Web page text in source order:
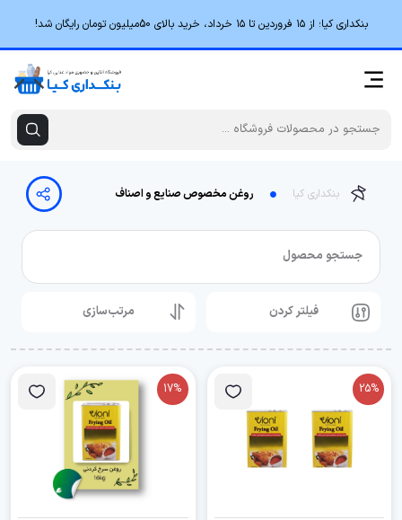
بنکداری کیا؛ از ۱۵ فروردین تا ۱۵ خرداد، خرید بالای 50میلیون تومان رایگان شد!
بنکداری کیا روغن مخصوص صنایع و اصناف
جستجو محصول
فیلتر کردن مرتب‌سازی
25%
17%